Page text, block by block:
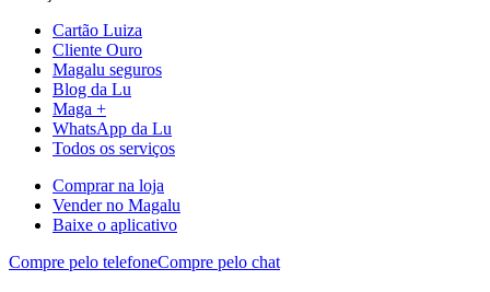
Cartão Luiza
Cliente Ouro
Magalu seguros
Blog da Lu
Maga +
WhatsApp da Lu
Todos os serviços
Comprar na loja
Vender no Magalu
Baixe o aplicativo
Compre pelo telefoneCompre pelo chat